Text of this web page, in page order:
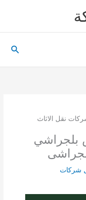
نقل الاثاث
بلجراشي
شركات